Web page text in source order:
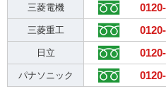
三菱電機
三菱重工
日立
パナソニック